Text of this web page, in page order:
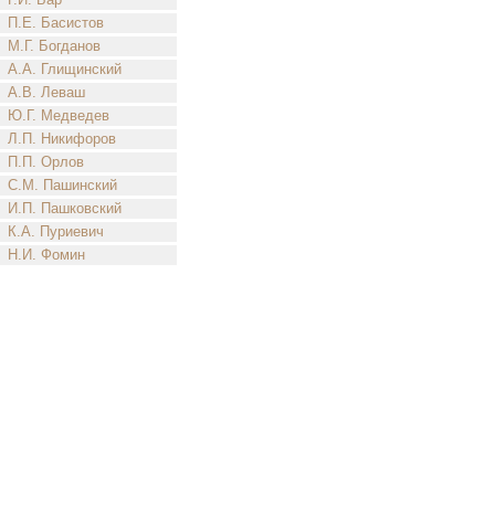
П.Е. Басистов
М.Г. Богданов
А.А. Глищинский
А.В. Леваш
Ю.Г. Медведев
Л.П. Никифоров
П.П. Орлов
С.М. Пашинский
И.П. Пашковский
К.А. Пуриевич
Н.И. Фомин